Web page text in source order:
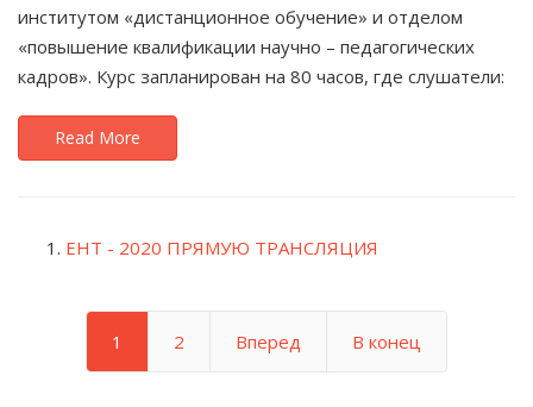
институтом «дистанционное обучение» и отделом
«повышение квалификации научно – педагогических
кадров». Курс запланирован на 80 часов, где слушатели:
Read More
ЕНТ - 2020 ПРЯМУЮ ТРАНСЛЯЦИЯ
1 2 Вперед В конец